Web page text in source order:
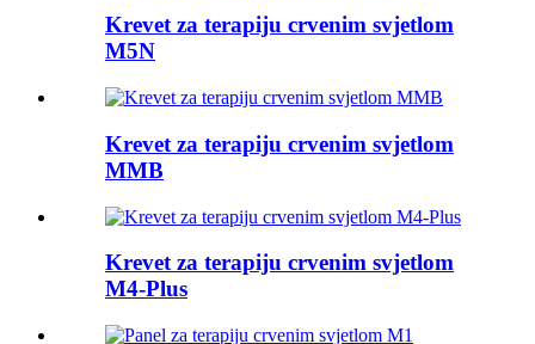
Krevet za terapiju crvenim svjetlom
M5N
Krevet za terapiju crvenim svjetlom
MMB
Krevet za terapiju crvenim svjetlom
M4-Plus